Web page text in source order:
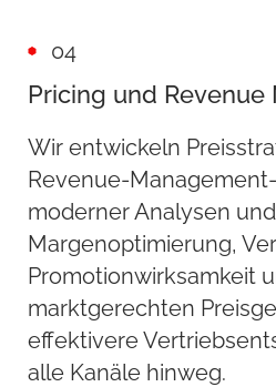
04
Pricing und Revenue
Wir entwickeln
Revenue-
moderner Analysen
Margenoptimierung,
Promotionwirksamkeit
marktgerechten
effektivere
alle Kanäle hinweg.